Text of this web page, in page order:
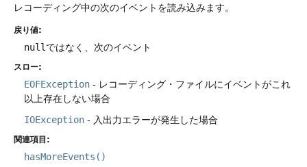
レコーディング中の次のイベントを読み込みます。
戻り値:
null ではなく、次のイベント
スロー:
EOFException - レコーディング・ファイルにイベントがこれ
以上存在しない場合
IOException - 入出力エラーが発生した場合
関連項目:
hasMoreEvents()